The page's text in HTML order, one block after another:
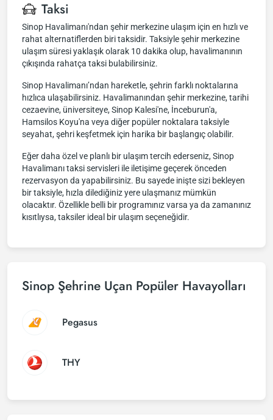
Taksi
Sinop Havalimanı'ndan şehir merkezine ulaşım için en hızlı ve
rahat alternatiflerden biri taksidir. Taksiyle şehir merkezine
ulaşım süresi yaklaşık olarak 10 dakika olup, havalimanının
çıkışında rahatça taksi bulabilirsiniz.
Sinop Havalimanı’ndan hareketle, şehrin farklı noktalarına
hızlıca ulaşabilirsiniz. Havalimanından şehir merkezine, tarihi
cezaevine, üniversiteye, Sinop Kalesi'ne, İnceburun'a,
Hamsilos Koyu'na veya diğer popüler noktalara taksiyle
seyahat, şehri keşfetmek için harika bir başlangıç olabilir.
Eğer daha özel ve planlı bir ulaşım tercih ederseniz, Sinop
Havalimanı taksi servisleri ile iletişime geçerek önceden
rezervasyon da yapabilirsiniz. Bu sayede inişte sizi bekleyen
bir taksiyle, hızla dilediğiniz yere ulaşmanız mümkün
olacaktır. Özellikle belli bir programınız varsa ya da zamanınız
kısıtlıysa, taksiler ideal bir ulaşım seçeneğidir.
Sinop Şehrine Uçan Popüler Havayolları
Pegasus
THY